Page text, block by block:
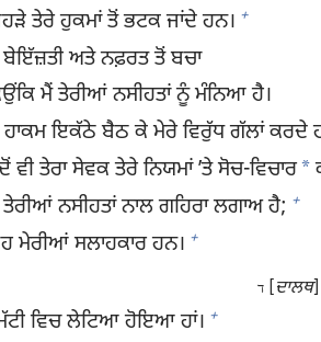
ਤੇਰੇ ਹੁਕਮਾਂ ਤੋਂ ਭਟਕ ਜਾਂਦੇ ਹਨ। +
ਅਤੇ ਨਫ਼ਰਤ ਤੋਂ ਬਚਾ
ਮੈਂ ਤੇਰੀਆਂ ਨਸੀਹਤਾਂ ਨੂੰ ਮੰਨਿਆ ਹੈ।
ਇਕੱਠੇ ਬੈਠ ਕੇ ਮੇਰੇ ਵਿਰੁੱਧ ਗੱਲਾਂ ਕਰਦੇ
ਵੀ ਤੇਰਾ ਸੇਵਕ ਤੇਰੇ ਨਿਯਮਾਂ ʼਤੇ ਸੋਚ-ਵਿਚਾਰ*
ਨਸੀਹਤਾਂ ਨਾਲ ਗਹਿਰਾ ਲਗਾਅ ਹੈ; +
ਮੇਰੀਆਂ ਸਲਾਹਕਾਰ ਹਨ। +
ד[ਦਾਲਥ]
ਵਿਚ ਲੇਟਿਆ ਹੋਇਆ ਹਾਂ। +